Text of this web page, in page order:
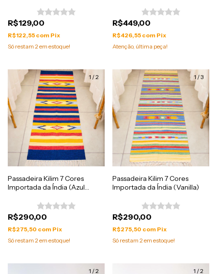
R$129,00
R$122,55 com Pix
Só restam 2em estoque!
R$449,00
R$426,55 com Pix
Atenção, última peça!
1 /2
Passadeira Kilim 7 Cores
Importada da Índia (Azul
R$290,00
R$275,50 com Pix
Só restam 2em estoque!
1/3
Passadeira Kilim 7 Cores
Importada da Índia (Vanilla)
R$290,00
R$275,50 com Pix
Só restam 2em estoque!
1 /2 1 /2